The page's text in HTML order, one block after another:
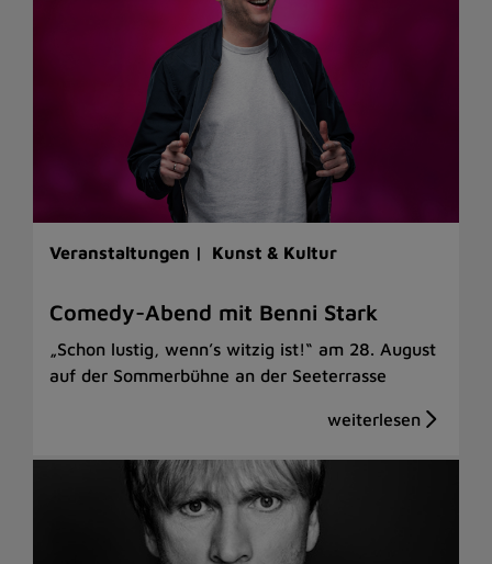
Veranstaltungen | Kunst & Kultur
Comedy-Abend mit Benni Stark
„Schon lustig, wenn’s witzig ist!“ am 28. August
auf der Sommerbühne an der Seeterrasse